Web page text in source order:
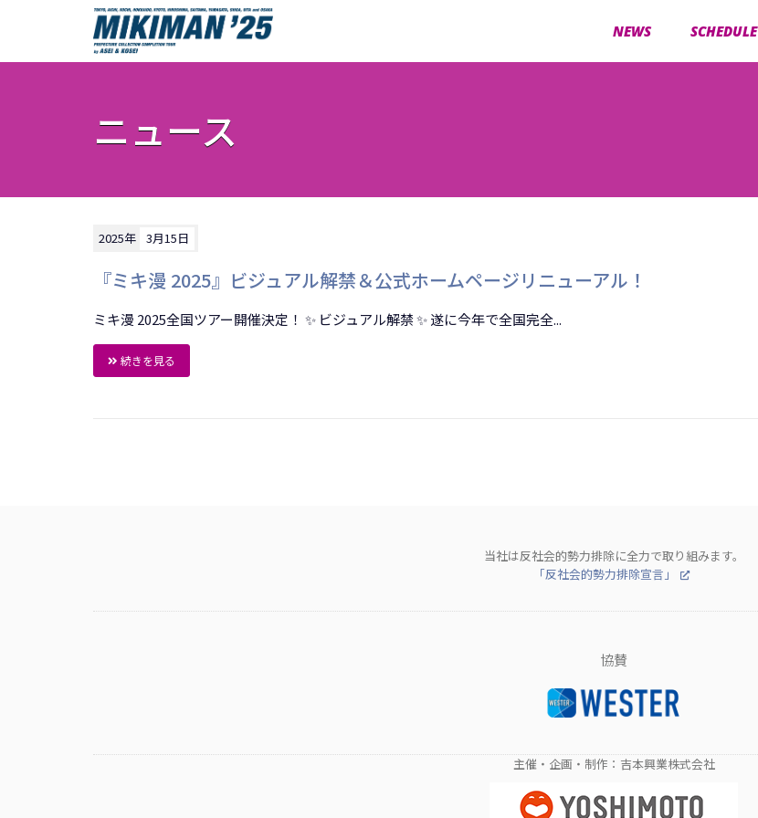
NEWS SCHEDULE
ニュース
2025年 3月15日
『ミキ漫 2025』ビジュアル解禁＆公式ホームページリニューアル！
ミキ漫 2025全国ツアー開催決定！ ✨ ビジュアル解禁 ✨ 遂に今年で全国完全...
続きを見る
当社は反社会的勢力排除に全力で取り組みます。
「反社会的勢力排除宣言」
協賛
主催・企画・制作：吉本興業株式会社